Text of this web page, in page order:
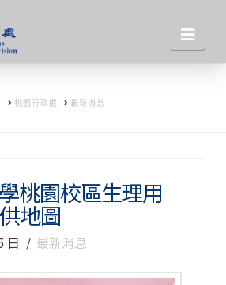
HOME
桃園行政處 最新消息
桃園校區生理用
地圖
日 最新消息